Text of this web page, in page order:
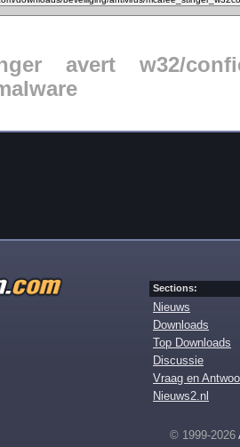
avert
w32/
Sections:
Nieuws
Downloads
Top Downloads
Discussie
Vraag en
Nieuws2.nl
© 1999-2026